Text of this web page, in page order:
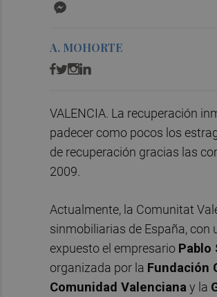
A. MOHORTE
VALENCIA. La recuperación
padecer como pocos los
de recuperación gracias las
2009.
Actualmente, la Comunitat
sinmobiliarias de España, con
expuesto el empresario Pablo
organizada por la Fundación
Comunidad Valencianay la